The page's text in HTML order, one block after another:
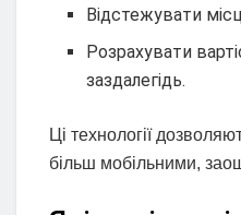
Відстежувати
Розрахувати
заздалегідь.
Ці технології
більш мобільними,